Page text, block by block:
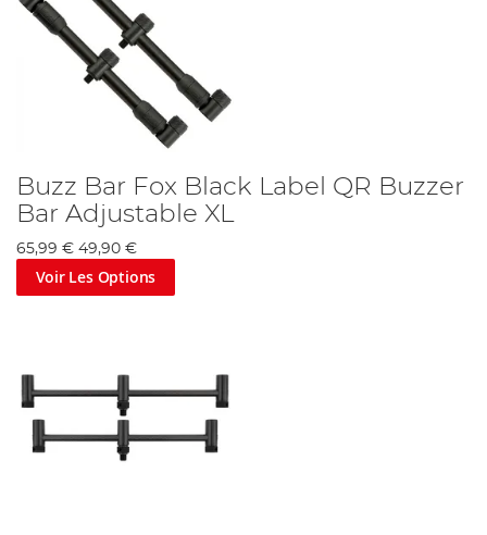
Buzz Bar Fox Black Label QR Buzzer
Bar Adjustable XL
65,99 € 49,90 €
Voir Les Options